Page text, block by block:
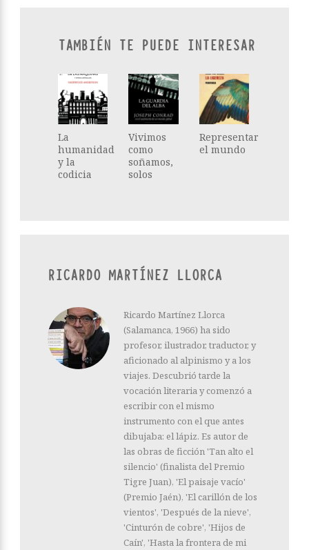
TAMBIÉN TE PUEDE INTERESAR
La
humanidad
y la
codicia
Vivimos
como
soñamos,
solos
Representar
el mundo
RICARDO MARTÍNEZ LLORCA
Ricardo Martínez Llorca
(Salamanca, 1966) ha sido
profesor, ilustrador, traductor, y
aficionado al alpinismo y a los
viajes. Descubrió tarde la
vocación literaria y comenzó a
escribir con el mismo
instrumento con el que antes
dibujaba: el lápiz. Es autor de
las obras de ficción 'Tan alto el
silencio' (finalista del Premio
Tigre Juan), 'El paisaje vacío'
(Premio Jaén), 'El carillón de los
vientos', 'Después de la nieve',
'Cinturón de cobre', 'Hijos de
Caín', 'Hasta la frontera de mi